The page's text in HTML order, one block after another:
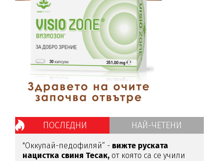
ПОСЛЕДНИ НАЙ-ЧЕТЕНИ
"Оккупай-педофиляй“ - вижте руската
нацистка свиня Тесак, от която са се учили